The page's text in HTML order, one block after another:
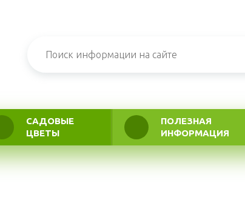
САДОВЫЕ
ЦВЕТЫ
ПОЛЕЗНАЯ
ИНФОРМАЦИЯ